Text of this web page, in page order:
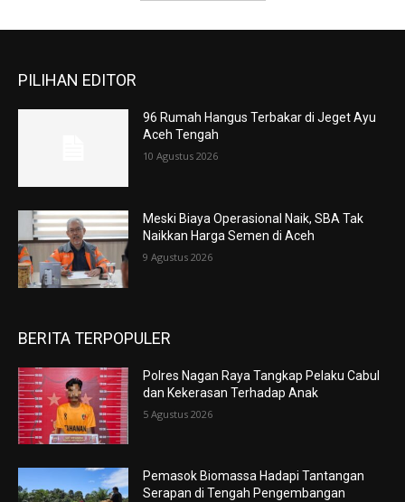
PILIHAN EDITOR
96 Rumah Hangus Terbakar di Jeget Ayu
Aceh Tengah
10 Agustus 2026
Meski Biaya Operasional Naik, SBA Tak
Naikkan Harga Semen di Aceh
9 Agustus 2026
BERITA TERPOPULER
Polres Nagan Raya Tangkap Pelaku Cabul
dan Kekerasan Terhadap Anak
5 Agustus 2026
Pemasok Biomassa Hadapi Tantangan
Serapan di Tengah Pengembangan